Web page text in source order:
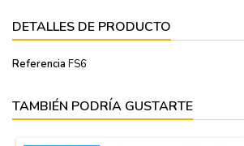
DETALLES DE PRODUCTO
Referencia FS6
TAMBIÉN PODRÍA GUSTARTE